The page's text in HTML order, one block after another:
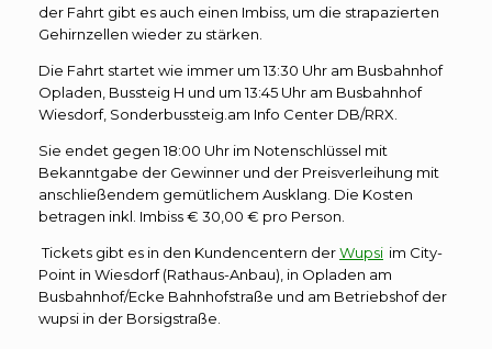
der Fahrt gibt es auch einen Imbiss, um die strapazierten
Gehirnzellen wieder zu stärken.
Die Fahrt startet wie immer um 13:30 Uhr am Busbahnhof
Opladen, Bussteig H und um 13:45 Uhr am Busbahnhof
Wiesdorf, Sonderbussteig.am Info Center DB/RRX.
Sie endet gegen 18:00 Uhr im Notenschlüssel mit
Bekanntgabe der Gewinner und der Preisverleihung mit
anschließendem gemütlichem Ausklang. Die Kosten
betragen inkl. Imbiss € 30,00 € pro Person.
Tickets gibt es in den Kundencentern derWupsi im City-
Point in Wiesdorf (Rathaus-Anbau), in Opladen am
Busbahnhof/Ecke Bahnhofstraße und am Betriebshof der
wupsi in der Borsigstraße.